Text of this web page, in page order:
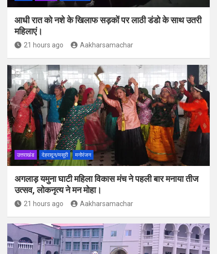
आधी रात को नशे के खिलाफ सड़कों पर लाठी डंडो के साथ उतरी
महिलाएं।
21 hours ago Aakharsamachar
उत्तराखंड देहरादून/मसूरी मनोरंजन
अगलाड़ यमुना घाटी महिला विकास मंच ने पहली बार मनाया तीज
उत्सव, लोकनृत्य ने मन मोहा।
21 hours ago Aakharsamachar